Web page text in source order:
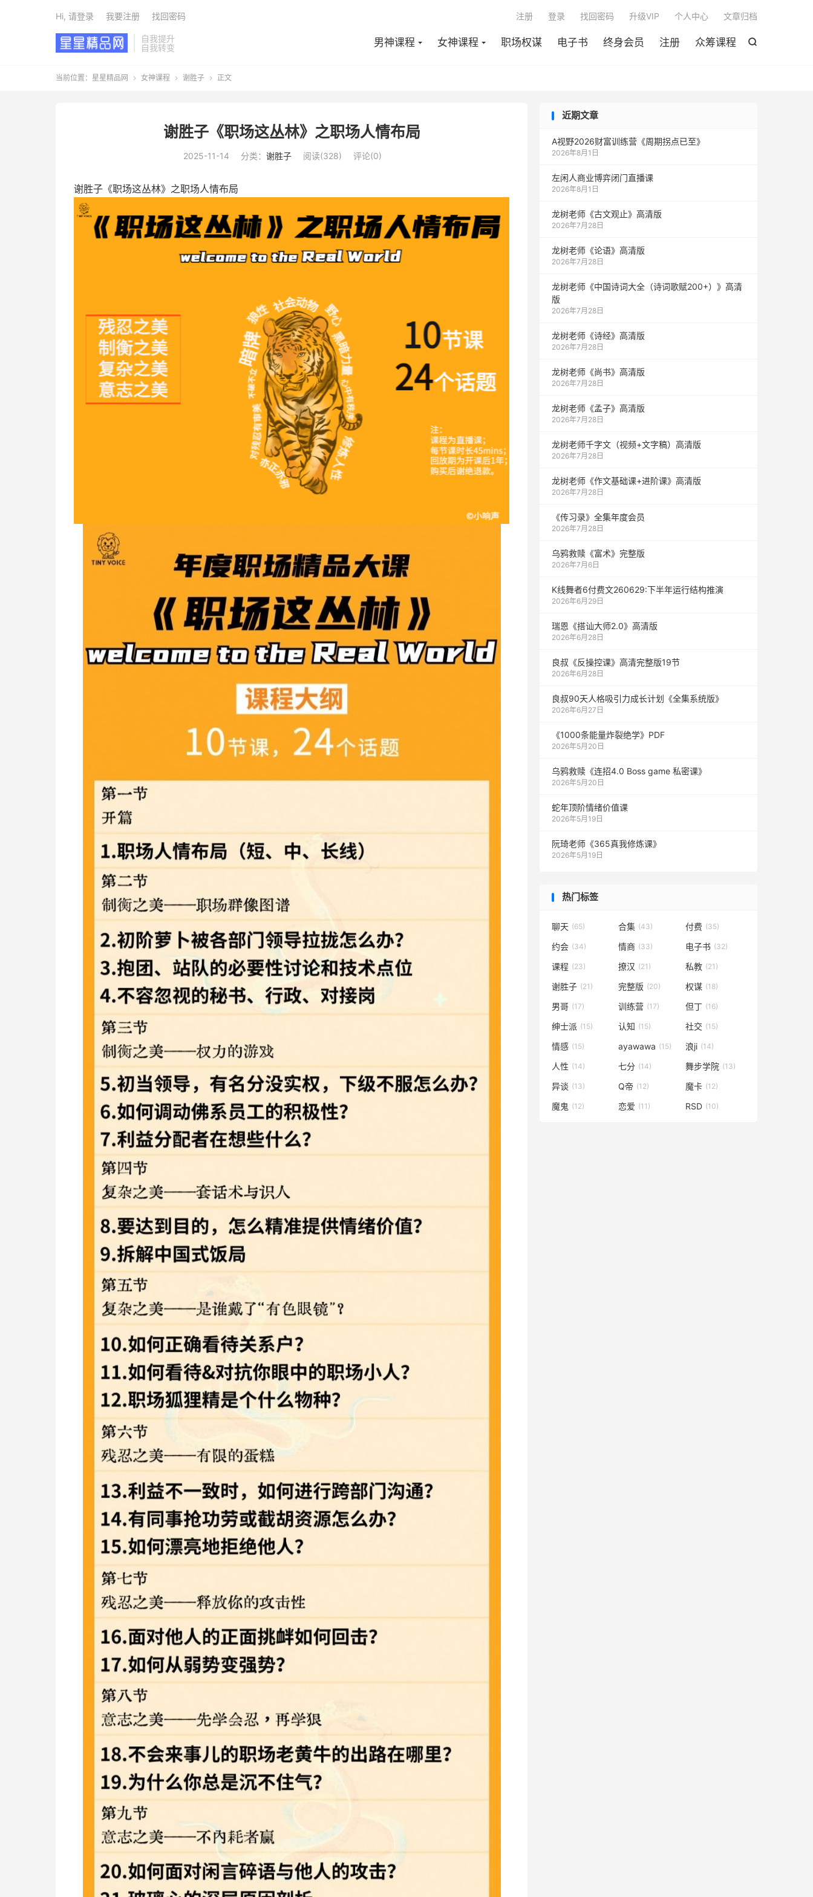
自我提升
自我转变

男神课程 女神课程 职场权谋 电子书 终身会员 注册 众筹课程
注册 登录 找回密码 升级VIP 个人中心 文章归档
Hi, 请登录 我要注册 找回密码
当前位置： 星星精品网  女神课程  谢胜子  正文
谢胜子《职场这丛林》之职场人情布局
2025-11-14 分类： 谢胜子 阅读(328) 评论(0)
谢胜子 《职场这丛林》之职场人情布局
近期文章
A视野2026财富训练营《周期拐点已至》
2026年8月1日
左闲人商业博弈闭门直播课
2026年8月1日
龙树老师《古文观止》高清版
2026年7月28日
龙树老师《论语》高清版
2026年7月28日
龙树老师《中国诗词大全（诗词歌赋200+）》高清
版
2026年7月28日
龙树老师《诗经》高清版
2026年7月28日
龙树老师《尚书》高清版
2026年7月28日
龙树老师《孟子》高清版
2026年7月28日
龙树老师千字文（视频+文字稿）高清版
2026年7月28日
龙树老师《作文基础课+进阶课》高清版
2026年7月28日
《传习录》全集年度会员
2026年7月28日
乌鸦救赎《富术》完整版
2026年7月6日
K线舞者6付费文260629:下半年运行结构推演
2026年6月29日
瑞恩《搭讪大师2.0》高清版
2026年6月28日
良叔《反操控课》高清完整版19节
2026年6月28日
良叔90天人格吸引力成长计划《全集系统版》
2026年6月27日
《1000‮能条‬‎量‮裂炸‬‎绝学》PDF
2026年5月20日
乌鸦救赎《连招4.0 Boss game 私密课》
2026年5月20日
蛇年顶阶情绪价值课
2026年5月19日
阮琦老师《365真我修炼课》
2026年5月19日
热门标签
聊天 (65) 合集 (43) 付费 (35)
约会 (34) 情商 (33) 电子书 (32)
课程 (23) 撩汉 (21) 私教 (21)
谢胜子 (21) 完整版 (20) 权谋 (18)
男哥 (17) 训练营 (17) 但丁 (16)
绅士派 (15) 认知 (15) 社交 (15)
情感 (15) ayawawa (15) 浪ji (14)
人性 (14) 七分 (14) 舞步学院 (13)
异谈 (13) Q帝 (12) 魔卡 (12)
魔鬼 (12) 恋爱 (11) RSD (10)